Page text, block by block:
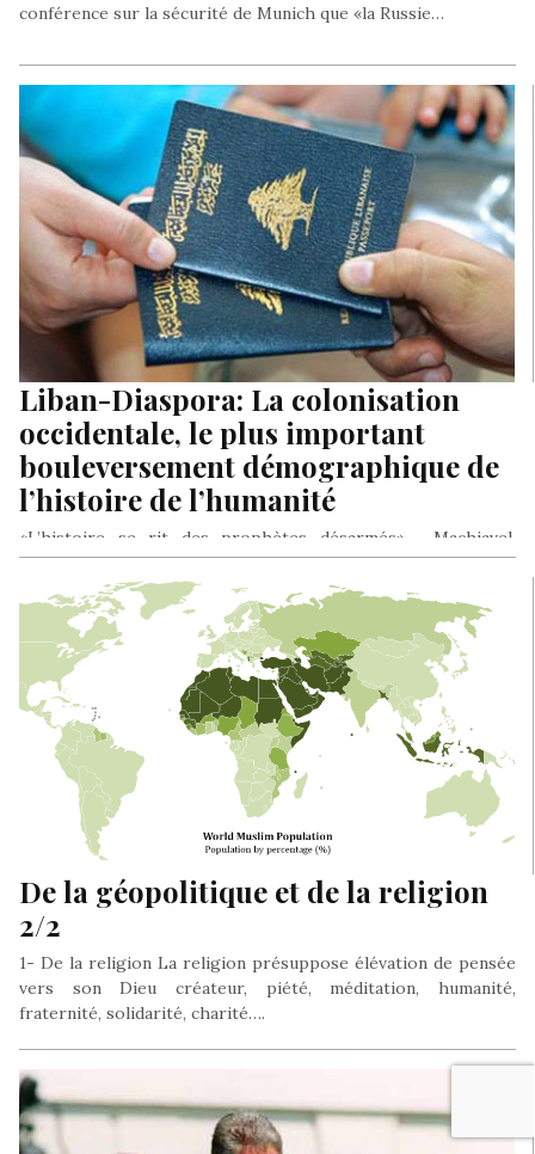
conférence sur la sécurité de Munich que «la Russie…
Liban-Diaspora: La colonisation
occidentale, le plus important
bouleversement démographique de
l’histoire de l’humanité
«L’histoire se rit des prophètes désarmés», Machiavel.
L’Histoire se rit aussi des peuples désarmés et déboussolés.
Contribution de René Naba…
De la géopolitique et de la religion
2/2
1- De la religion La religion présuppose élévation de pensée
vers son Dieu créateur, piété, méditation, humanité,
fraternité, solidarité, charité….